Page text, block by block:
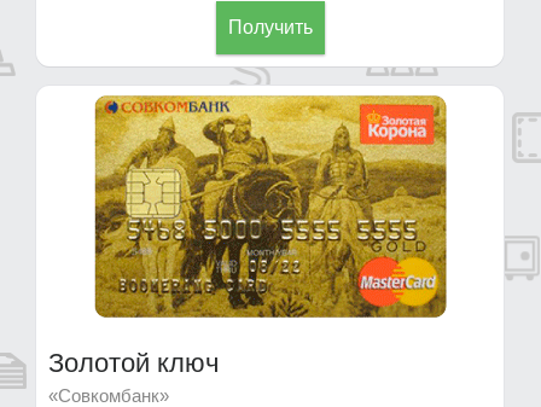
Получить
Золотой ключ
«Совкомбанк»